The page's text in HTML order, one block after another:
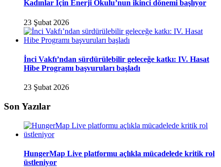
Kadınlar İçin Enerji Okulu’nun ikinci dönemi başlıyor
23 Şubat 2026
İnci Vakfı’ndan sürdürülebilir geleceğe katkı: IV. Hasat
Hibe Programı başvuruları başladı
23 Şubat 2026
Son Yazılar
HungerMap Live platformu açlıkla mücadelede kritik rol
üstleniyor